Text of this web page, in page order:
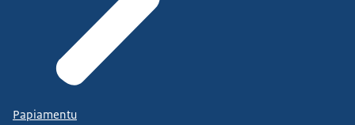
Papiamentu